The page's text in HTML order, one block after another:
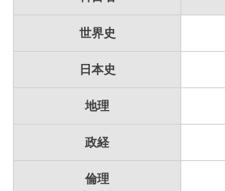
世界史
日本史
地理
政経
倫理